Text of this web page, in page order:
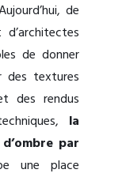
de
de donner
des textures
des rendus
la
par
une place